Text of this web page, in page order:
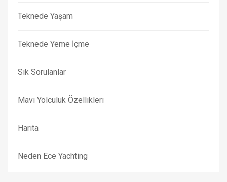
Teknede Yaşam
Teknede Yeme İçme
Sık Sorulanlar
Mavi Yolculuk Özellikleri
Harita
Neden Ece Yachting